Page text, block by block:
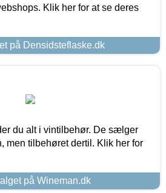
Klik her for at se deres
på Densidsteflaske.dk
du alt i vintilbehør. De sælger
men tilbehøret dertil. Klik her for
på Wineman.dk